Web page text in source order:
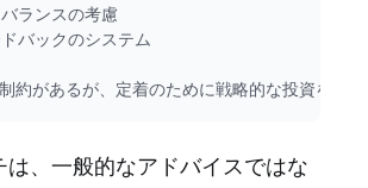
ランスの考慮
バックのシステム
は、一般的なアドバイスではな